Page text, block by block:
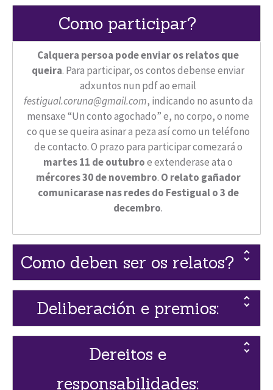
Como participar?
Calquera persoa pode enviar os relatos que
queira. Para participar, os contos debense enviar
adxuntos nun pdf ao email
festigual.coruna@gmail.com, indicando no asunto da
mensaxe “Un conto agochado” e, no corpo, o nome
co que se queira asinar a peza así como un teléfono
de contacto. O prazo para participar comezará o
martes 11 de outubroe extenderase ata o
mércores 30 de novembro. O relato gañador
comunicarase nas redes do Festigual o 3 de
decembro.
Como deben ser os relatos?
Deliberación e premios:
Dereitos e
responsabilidades: